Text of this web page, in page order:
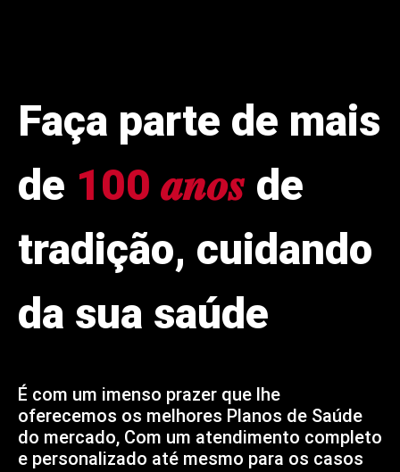
Faça parte de mais
de 100 𝒂𝒏𝒐𝒔 de
tradição, cuidando
da sua saúde
É com um imenso prazer que lhe
oferecemos os melhores Planos de Saúde
do mercado, Com um atendimento completo
e personalizado até mesmo para os casos